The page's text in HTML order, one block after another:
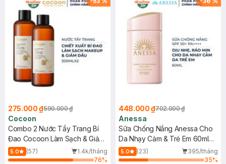
275.000 ₫590.000 ₫
Cocoon
Combo 2 Nước Tẩy Trang Bí
Đao Cocoon Làm Sạch & Giảm
Dầu 500ml
5.0 (57)
1.4k/tháng
76%
448.000 ₫702.000 ₫
Anessa
Sữa Chống Nắng Anessa Cho
Da Nhạy Cảm & Trẻ Em 60ml
(Mới)
5.0 (23)
395/tháng
35%